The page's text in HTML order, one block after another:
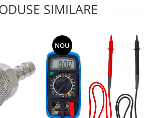
SIMILARE
NOU